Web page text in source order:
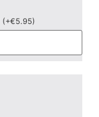
(+€5.95)